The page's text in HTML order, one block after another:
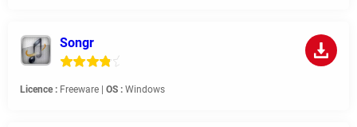
Songr
Licence : Freeware | OS : Windows